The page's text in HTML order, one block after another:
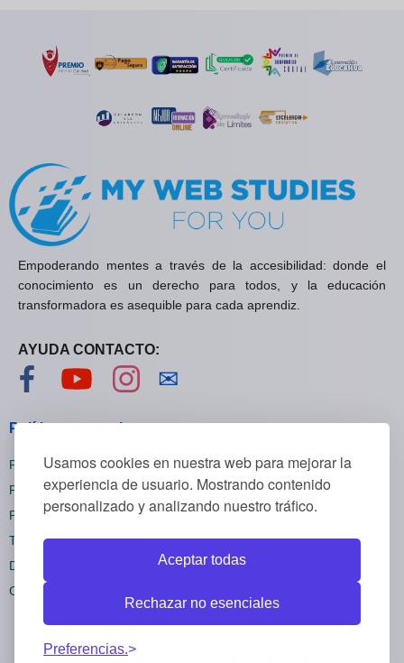
Usamos cookies en nuestra web para mejorar la
experiencia de usuario. Mostrando contenido
personalizado y analizando nuestro tráfico.
Aceptar todas
Rechazar no esenciales
Preferencias.
Empoderando mentes a través de la accesibilidad: donde el
conocimiento es un derecho para todos, y la educación
transformadora es asequible para cada aprendiz.
AYUDA CONTACTO:
Visítanos en Facebook
Visítanos en YouTube
Visítanos en Instagram
✉
Políticas generales
Políticas de privacidad
Políticas de cookies
Políticas de reembolsos
Términos y condiciones
Darse de baja
Configuración cookies